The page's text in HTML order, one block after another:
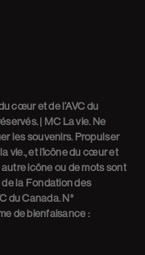
cœur et de l’AVC du
| MC La vie. Ne
les souvenirs. Propulser
vie., et l’icône du cœur et
icône ou de mots sont
la Fondation des
du Canada. N°
de bienfaisance :